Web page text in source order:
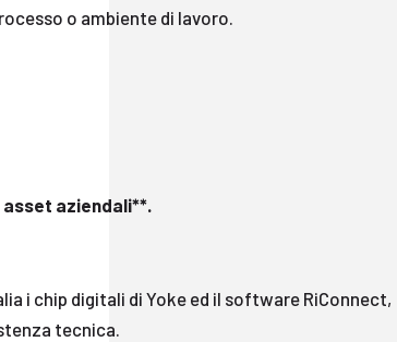
o ambiente di lavoro.
aziendali**.
i chip digitali di Yoke ed il software RiConnect,
tecnica.